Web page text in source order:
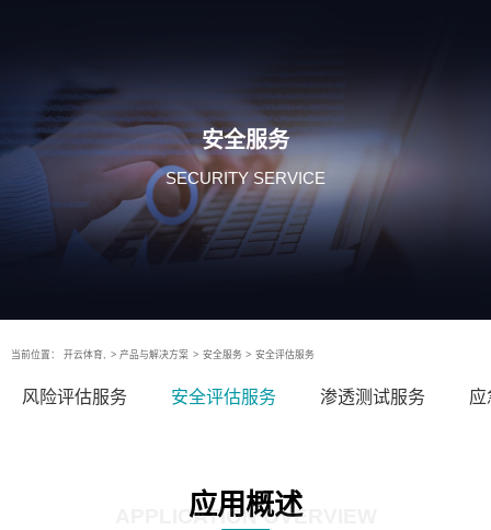
安全服务
SECURITY SERVICE
当前位置： 开云体育, > 产品与解决方案 > 安全服务 > 安全评估服务
风险评估服务 安全评估服务 渗透测试服务 应
应用概述
APPLICATION OVERVIEW